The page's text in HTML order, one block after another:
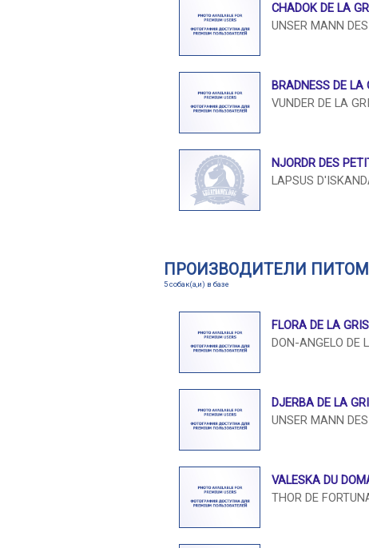
CHADOK DE LA
UNSER MANN
BRADNESS DE LA
VUNDER DE LA
NJORDR DES
LAPSUS
ПРОИЗВОДИТЕЛИ
5 собак(а,и) в базе
FLORA DE LA
DON-ANGELO DE
DJERBA DE LA
UNSER MANN
VALESKA DU
THOR DE